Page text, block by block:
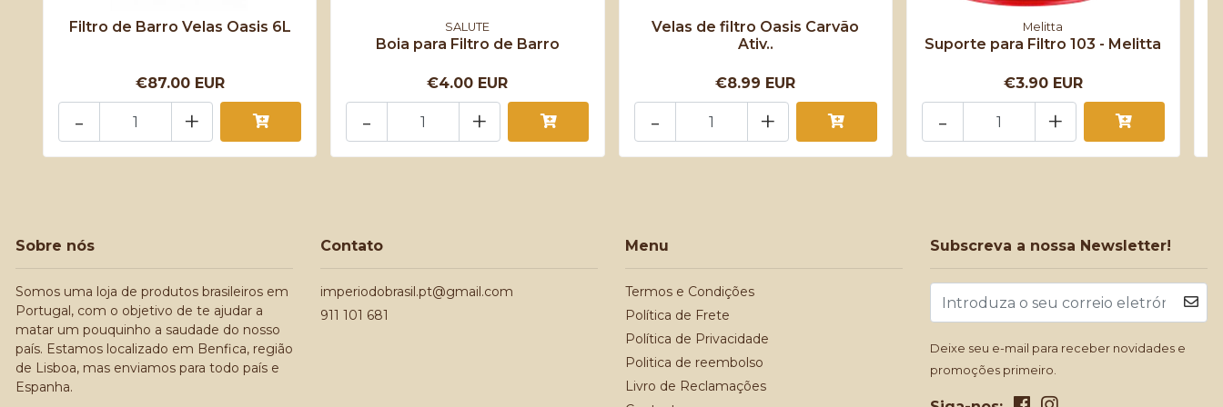
Filtro de Barro Velas Oasis 6L
€87.00 EUR
+
-
SALUTE
Boia para Filtro de Barro
€4.00 EUR
+
-
Velas de filtro Oasis Carvão
Ativ..
€8.99 EUR
+
-
Melitta
Suporte para Filtro 103 - Melitta
€3.90 EUR
+
-
Sobre nós
Somos uma loja de produtos brasileiros em
Portugal, com o objetivo de te ajudar a
matar um pouquinho a saudade do nosso
país. Estamos localizado em Benfica, região
de Lisboa, mas enviamos para todo país e
Espanha.
Contato
imperiodobrasil.pt@gmail.com
911 101 681
Menu
Termos e Condições
Política de Frete
Política de Privacidade
Politica de reembolso
Livro de Reclamações
Subscreva a nossa Newsletter!
Deixe seu e-mail para receber novidades e
promoções primeiro.